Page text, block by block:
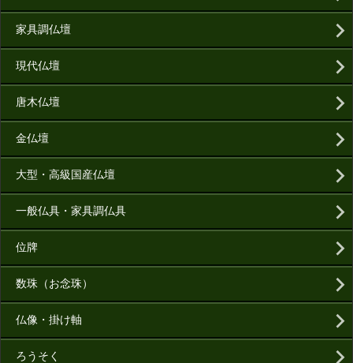
家具調仏壇
現代仏壇
唐木仏壇
金仏壇
大型・高級国産仏壇
一般仏具・家具調仏具
位牌
数珠（お念珠）
仏像・掛け軸
ろうそく